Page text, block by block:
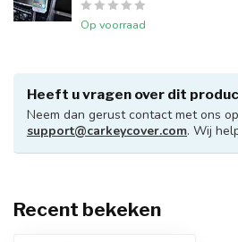
Op voorraad
Heeft u vragen over dit
Neem dan gerust contact met ons
support@carkeycover.com. Wij
Recent bekeken